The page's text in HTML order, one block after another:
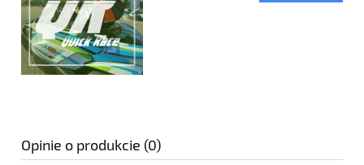
Opinie o produkcie (0)